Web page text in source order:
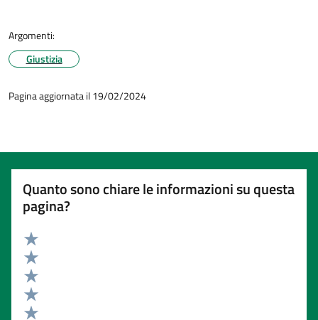
Argomenti:
Giustizia
Pagina aggiornata il 19/02/2024
Quanto sono chiare le informazioni su questa
pagina?
Valuta 5 stelle su 5
Valuta 4 stelle su 5
Valuta 3 stelle su 5
Valuta 2 stelle su 5